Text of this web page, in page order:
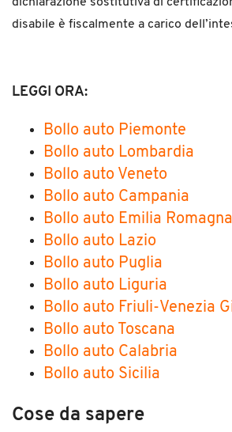
disabile è fiscalmente a carico
LEGGI ORA:
Bollo auto Piemonte
Bollo auto Lombardia
Bollo auto Veneto
Bollo auto Campania
Bollo auto Emilia Romagna
Bollo auto Lazio
Bollo auto Puglia
Bollo auto Liguria
Bollo auto Friuli-Venezia
Bollo auto Toscana
Bollo auto Calabria
Bollo auto Sicilia
Cose da sapere